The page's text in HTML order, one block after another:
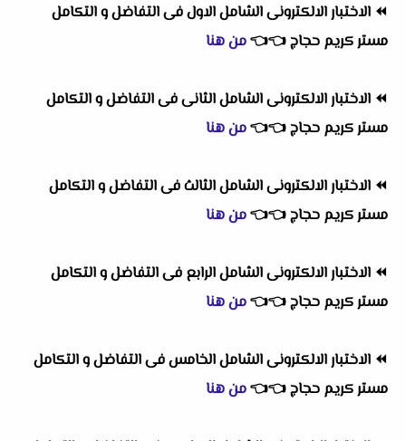
⏪ الاختبار الالكترونى الشامل الاول فى التفاضل و التكامل
مستر كريم حجاج👈
👈من هنا
⏪ الاختبار الالكترونى الشامل الثانى فى التفاضل و التكامل
مستر كريم حجاج👈
👈من هنا
⏪ الاختبار الالكترونى الشامل الثالث فى التفاضل و التكامل
مستر كريم حجاج👈
👈من هنا
⏪ الاختبار الالكترونى الشامل الرابع فى التفاضل و التكامل
مستر كريم حجاج👈
👈من هنا
⏪ الاختبار الالكترونى الشامل الخامس فى التفاضل و التكامل
مستر كريم حجاج👈
👈من هنا